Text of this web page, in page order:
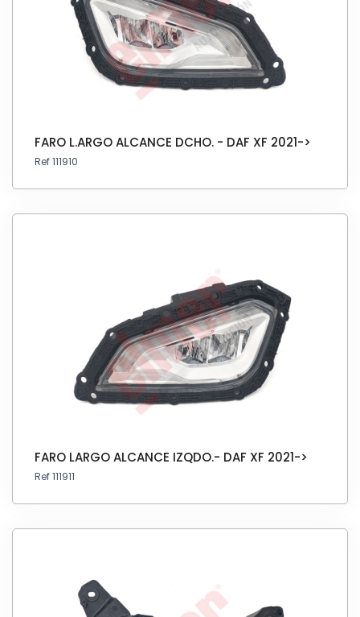
FARO L.ARGO ALCANCE DCHO. - DAF XF 2021->
Ref 111910
FARO LARGO ALCANCE IZQDO.- DAF XF 2021->
Ref 111911